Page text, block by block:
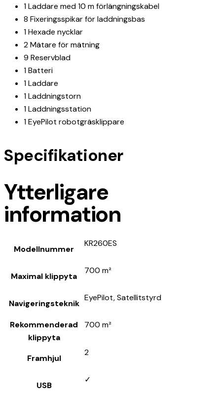
1 Laddare med 10 m förlängningskabel
8 Fixeringsspikar för laddningsbas
1 Hexade nycklar
2 Mätare för mätning
9 Reservblad
1 Batteri
1 Laddare
1 Laddningstorn
1 Laddningsstation
1 EyePilot robotgräsklippare
Specifikationer
Ytterligare
information
Modellnummer
KR260ES
Maximal klippyta
700 m²
Navigeringsteknik
EyePilot, Satellitstyrd
Rekommenderad
klippyta
700 m²
Framhjul
2
USB
✓